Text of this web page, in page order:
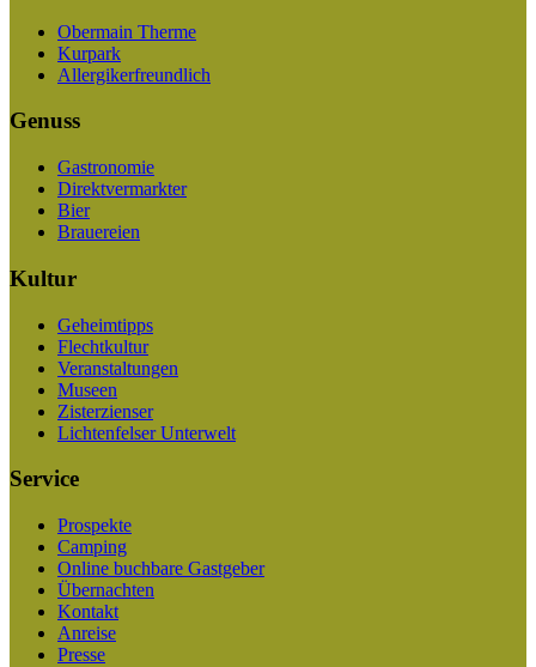
Obermain Therme
Kurpark
Allergikerfreundlich
Genuss
Gastronomie
Direktvermarkter
Bier
Brauereien
Kultur
Geheimtipps
Flechtkultur
Veranstaltungen
Museen
Zisterzienser
Lichtenfelser Unterwelt
Service
Prospekte
Camping
Online buchbare Gastgeber
Übernachten
Kontakt
Anreise
Presse